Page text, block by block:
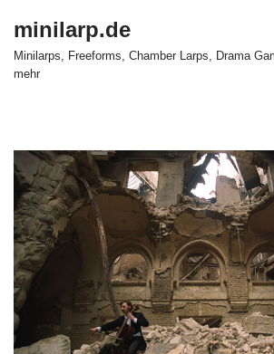
Zum
Inhalt
minilarp.de
Minilarps, Freeforms, Chamber Larps, Drama
mehr